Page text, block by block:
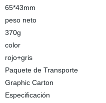
65*43mm
peso neto
370g
color
rojo+gris
Paquete de Transporte
Graphic Carton
Especificación